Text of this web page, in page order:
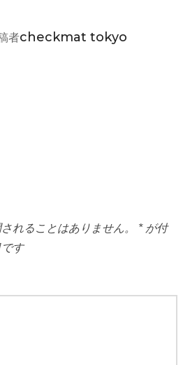
者checkmat tokyo
れることはありません。 *が付
す